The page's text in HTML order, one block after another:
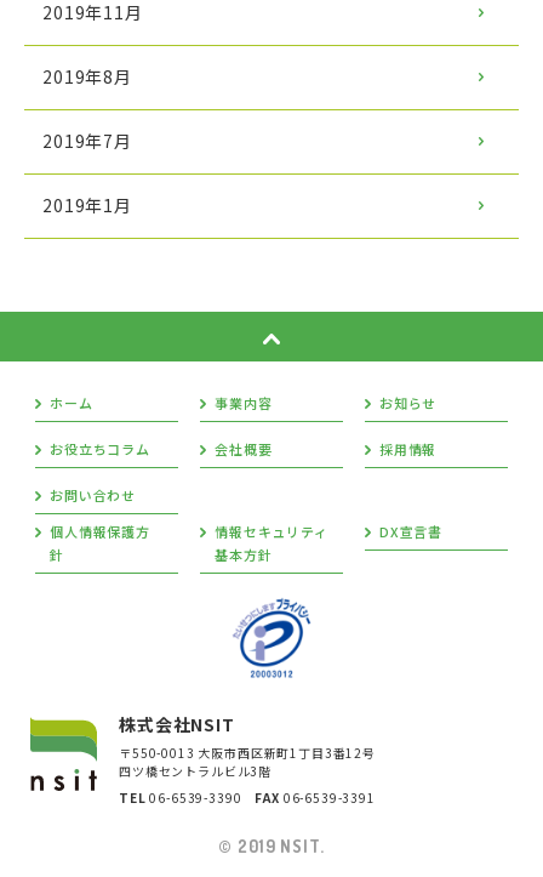
2019年11月
2019年8月
2019年7月
2019年1月
ホーム 事業内容 お知らせ
お役立ちコラム 会社概要 採用情報
お問い合わせ
個人情報保護方
針
情報セキュリティ
基本方針
DX宣言書
株式会社NSIT
〒550-0013 大阪市西区新町1丁目3番12号
四ツ橋セントラルビル3階
TEL 06-6539-3390 FAX 06-6539-3391
© 2019 NSIT.